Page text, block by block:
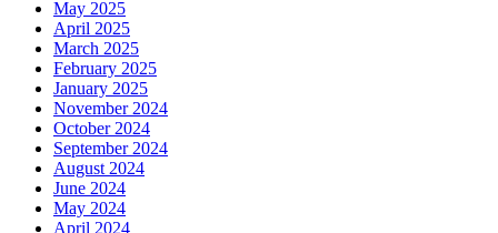
May 2025
April 2025
March 2025
February 2025
January 2025
November 2024
October 2024
September 2024
August 2024
June 2024
May 2024
April 2024